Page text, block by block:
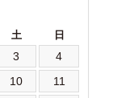
土 日
3
4
10
11